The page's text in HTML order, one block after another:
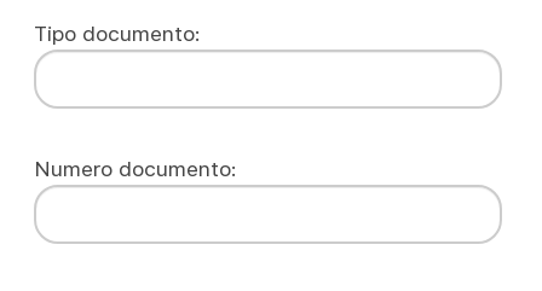
Tipo documento:
Numero documento: